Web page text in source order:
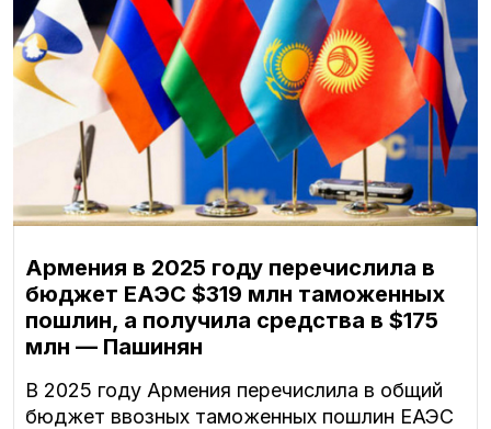
Армения в 2025 году перечислила в
бюджет ЕАЭС $319 млн таможенных
пошлин, а получила средства в $175
млн — Пашинян
В 2025 году Армения перечислила в общий
бюджет ввозных таможенных пошлин ЕАЭС